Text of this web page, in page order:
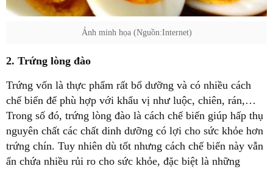
Ảnh minh họa (Nguồn:Internet)
2. Trứng lòng đào
Trứng vốn là thực phẩm rất bổ dưỡng và có nhiều cách
chế biến để phù hợp với khẩu vị như luộc, chiên, rán,…
Trong số đó, trứng lòng đào là cách chế biến giúp hấp thụ
nguyên chất các chất dinh dưỡng có lợi cho sức khỏe hơn
trứng chín. Tuy nhiên dù tốt nhưng cách chế biến này vẫn
ẩn chứa nhiều rủi ro cho sức khỏe, đặc biệt là những